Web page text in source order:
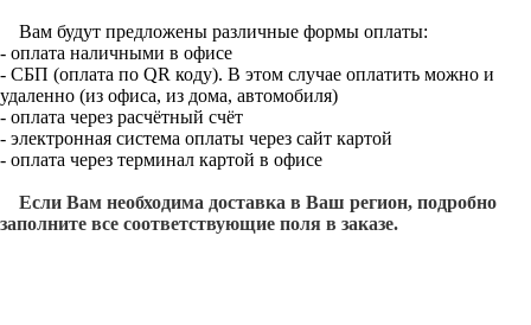
Вам будут предложены различные формы оплаты:
- оплата наличными в офисе
- СБП (оплата по QR коду). В этом случае оплатить можно и
удаленно (из офиса, из дома, автомобиля)
- оплата через расчётный счёт
- электронная система оплаты через сайт картой
- оплата через терминал картой в офисе
Если Вам необходима доставка в Ваш регион, подробно
заполните все соответствующие поля в заказе.